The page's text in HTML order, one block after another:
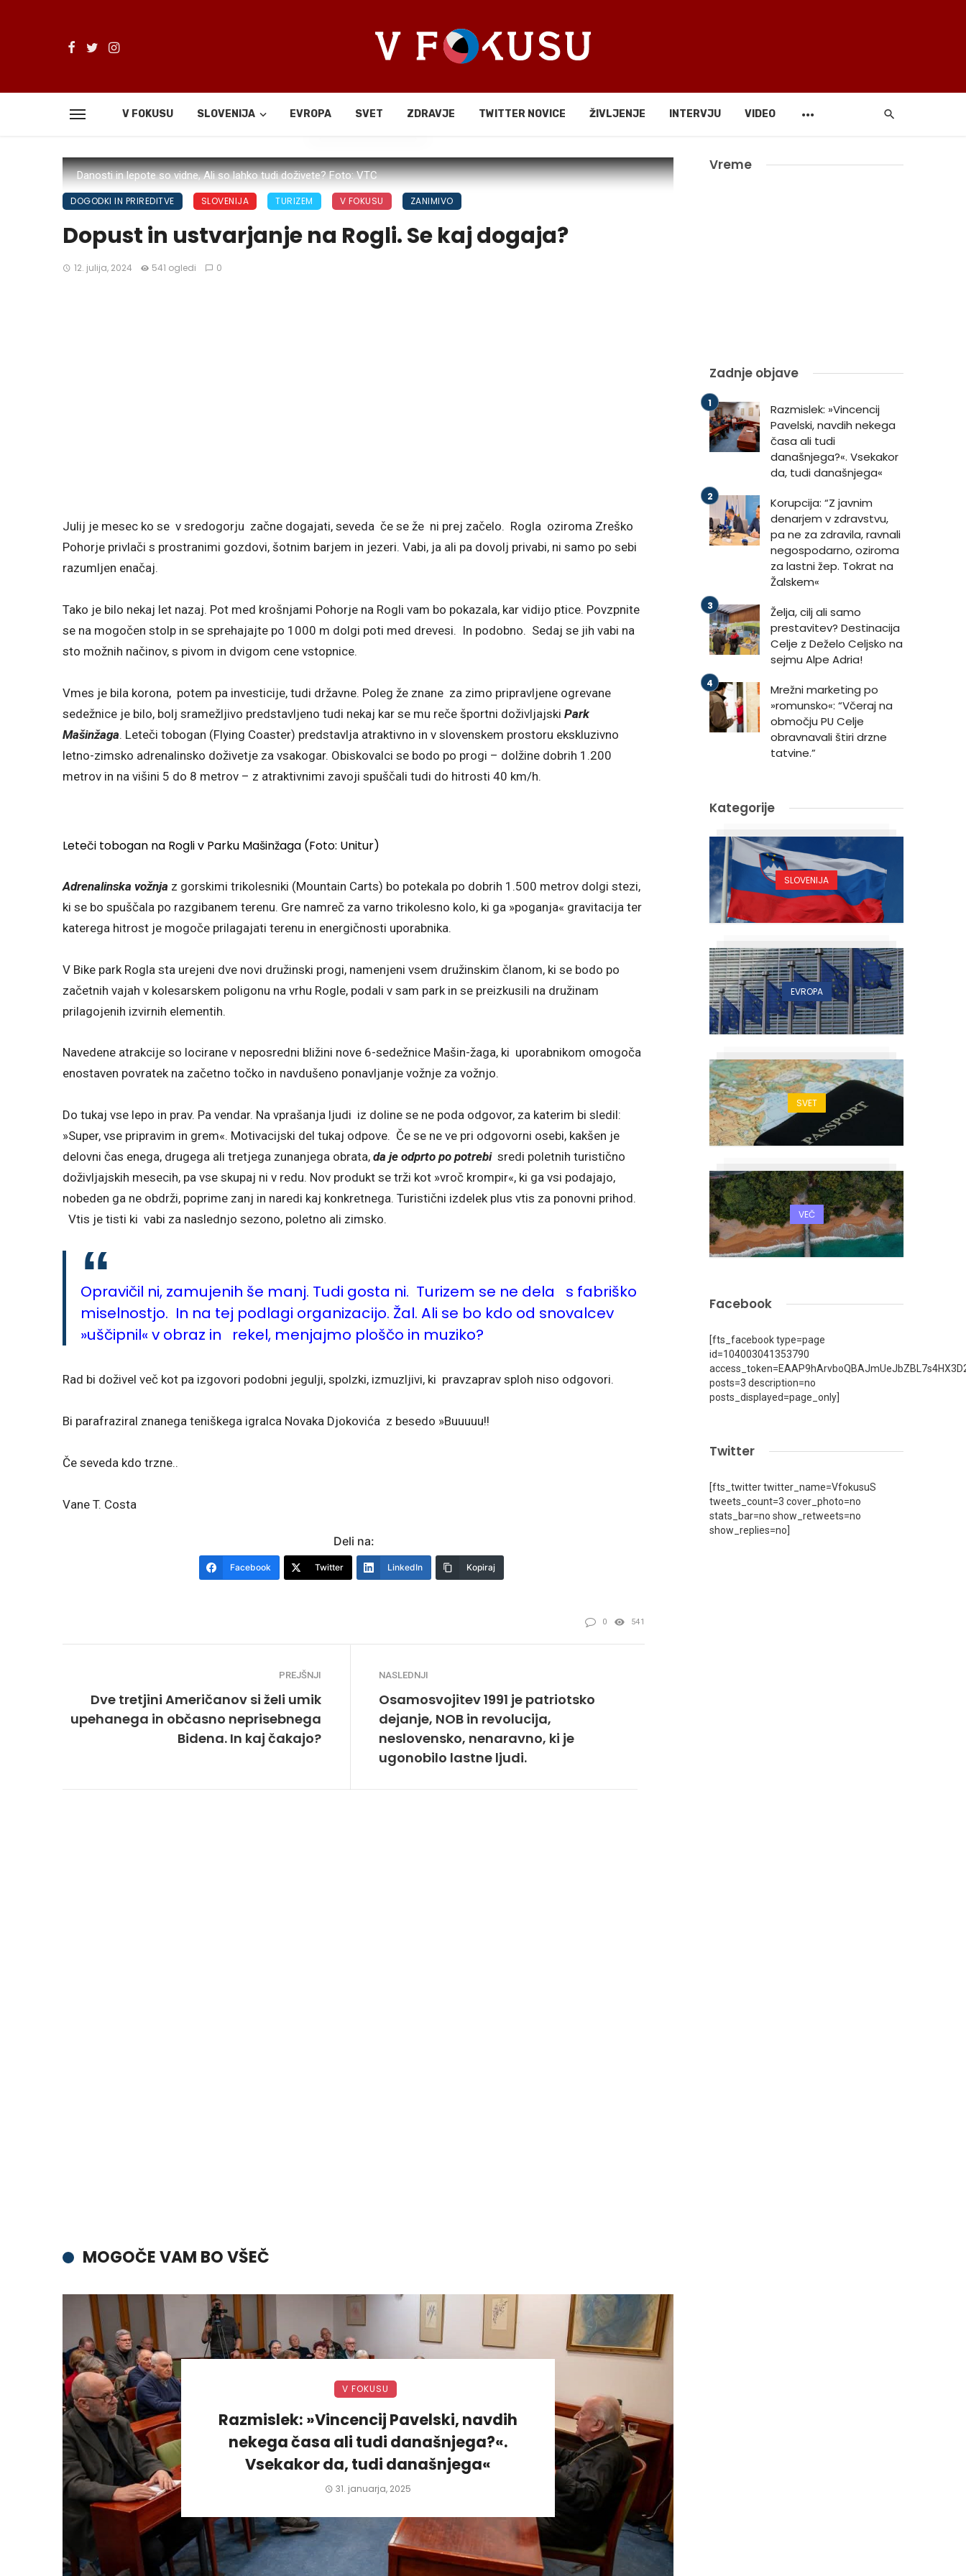
V FOKUSU SLOVENIJA EVROPA SVET ZDRAVJE TWITTER NOVICE ŽIVLJENJE INTERVJU VIDEO
Danosti in lepote so vidne, Ali so lahko tudi doživete? Foto: VTC
Deli
DOGODKI IN PRIREDITVE SLOVENIJA TURIZEM V FOKUSU ZANIMIVO
Dopust in ustvarjanje na Rogli. Se kaj dogaja?
12. julija, 2024 541 ogledi 0
Julij je mesec ko se v sredogorju začne dogajati, seveda če se že ni prej začelo. Rogla oziroma Zreško
Pohorje privlači s prostranimi gozdovi, šotnim barjem in jezeri. Vabi, ja ali pa dovolj privabi, ni samo po sebi
razumljen enačaj.
Tako je bilo nekaj let nazaj. Pot med krošnjami Pohorje na Rogli vam bo pokazala, kar vidijo ptice. Povzpnite
se na mogočen stolp in se sprehajajte po 1000 m dolgi poti med drevesi. In podobno. Sedaj se jih vabi na
sto možnih načinov, s pivom in dvigom cene vstopnice.
Vmes je bila korona, potem pa investicije, tudi državne. Poleg že znane za zimo pripravljene ogrevane
sedežnice je bilo, bolj sramežljivo predstavljeno tudi nekaj kar se mu reče športni doživljajski Park
Mašinžaga. Leteči tobogan (Flying Coaster) predstavlja atraktivno in v slovenskem prostoru ekskluzivno
letno-zimsko adrenalinsko doživetje za vsakogar. Obiskovalci se bodo po progi – dolžine dobrih 1.200
metrov in na višini 5 do 8 metrov – z atraktivnimi zavoji spuščali tudi do hitrosti 40 km/h.
Leteči tobogan na Rogli v Parku Mašinžaga (Foto: Unitur)
Adrenalinska vožnja z gorskimi trikolesniki (Mountain Carts) bo potekala po dobrih 1.500 metrov dolgi stezi,
ki se bo spuščala po razgibanem terenu. Gre namreč za varno trikolesno kolo, ki ga »poganja« gravitacija ter
katerega hitrost je mogoče prilagajati terenu in energičnosti uporabnika.
V Bike park Rogla sta urejeni dve novi družinski progi, namenjeni vsem družinskim članom, ki se bodo po
začetnih vajah v kolesarskem poligonu na vrhu Rogle, podali v sam park in se preizkusili na družinam
prilagojenih izvirnih elementih.
Navedene atrakcije so locirane v neposredni bližini nove 6-sedežnice Mašin-žaga, ki uporabnikom omogoča
enostaven povratek na začetno točko in navdušeno ponavljanje vožnje za vožnjo.
Do tukaj vse lepo in prav. Pa vendar. Na vprašanja ljudi iz doline se ne poda odgovor, za katerim bi sledil:
»Super, vse pripravim in grem«. Motivacijski del tukaj odpove. Če se ne ve pri odgovorni osebi, kakšen je
delovni čas enega, drugega ali tretjega zunanjega obrata, da je odprto po potrebisredi poletnih turistično
doživljajskih mesecih, pa vse skupaj ni v redu. Nov produkt se trži kot »vroč krompir«, ki ga vsi podajajo,
nobeden ga ne obdrži, poprime zanj in naredi kaj konkretnega. Turistični izdelek plus vtis za ponovni prihod.
Vtis je tisti ki vabi za naslednjo sezono, poletno ali zimsko.
Opravičil ni, zamujenih še manj. Tudi gosta ni. Turizem se ne dela s fabriško
miselnostjo. In na tej podlagi organizacijo. Žal. Ali se bo kdo od snovalcev
»uščipnil« v obraz in rekel, menjajmo ploščo in muziko?
Rad bi doživel več kot pa izgovori podobni jegulji, spolzki, izmuzljivi, ki pravzaprav sploh niso odgovori.
Bi parafraziral znanega teniškega igralca Novaka Djokovića z besedo »Buuuuu!!
Če seveda kdo trzne..
Vane T. Costa
Deli na:
Facebook Twitter LinkedIn Kopiraj
0 541
PREJŠNJI
Dve tretjini Američanov si želi umik
upehanega in občasno neprisebnega
Bidena. In kaj čakajo?
NASLEDNJI
Osamosvojitev 1991 je patriotsko
dejanje, NOB in revolucija,
neslovensko, nenaravno, ki je
ugonobilo lastne ljudi.
MOGOČE VAM BO VŠEČ
V FOKUSU
Razmislek: »Vincencij Pavelski, navdih
nekega časa ali tudi današnjega?«.
Vsekakor da, tudi današnjega«
31. januarja, 2025
Vreme
Zadnje objave
Razmislek: »Vincencij
Pavelski, navdih nekega
časa ali tudi
današnjega?«. Vsekakor
da, tudi današnjega«
Korupcija: “Z javnim
denarjem v zdravstvu,
pa ne za zdravila, ravnali
negospodarno, oziroma
za lastni žep. Tokrat na
Žalskem«
Želja, cilj ali samo
prestavitev? Destinacija
Celje z Deželo Celjsko na
sejmu Alpe Adria!
Mrežni marketing po
»romunsko«: “Včeraj na
območju PU Celje
obravnavali štiri drzne
tatvine.”
Kategorije
SLOVENIJA
EVROPA
SVET
VEČ
Facebook
[fts_facebook type=page
id=104003041353790
posts=3 description=no
posts_displayed=page_only]
Twitter
[fts_twitter twitter_name=VfokusuS
tweets_count=3 cover_photo=no
stats_bar=no show_retweets=no
show_replies=no]